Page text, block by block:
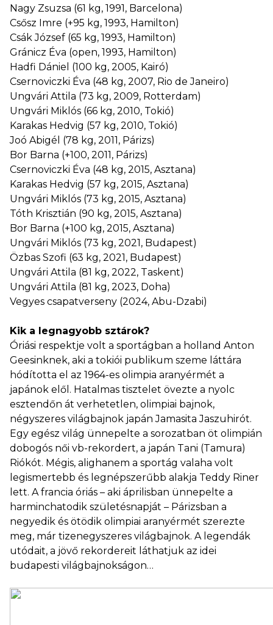
Nagy Zsuzsa (61 kg, 1991, Barcelona)
Csősz Imre (+95 kg, 1993, Hamilton)
Csák József (65 kg, 1993, Hamilton)
Gránicz Éva (open, 1993, Hamilton)
Hadfi Dániel (100 kg, 2005, Kairó)
Csernoviczki Éva (48 kg, 2007, Rio de Janeiro)
Ungvári Attila (73 kg, 2009, Rotterdam)
Ungvári Miklós (66 kg, 2010, Tokió)
Karakas Hedvig (57 kg, 2010, Tokió)
Joó Abigél (78 kg, 2011, Párizs)
Bor Barna (+100, 2011, Párizs)
Csernoviczki Éva (48 kg, 2015, Asztana)
Karakas Hedvig (57 kg, 2015, Asztana)
Ungvári Miklós (73 kg, 2015, Asztana)
Tóth Krisztián (90 kg, 2015, Asztana)
Bor Barna (+100 kg, 2015, Asztana)
Ungvári Miklós (73 kg, 2021, Budapest)
Özbas Szofi (63 kg, 2021, Budapest)
Ungvári Attila (81 kg, 2022, Taskent)
Ungvári Attila (81 kg, 2023, Doha)
Vegyes csapatverseny (2024, Abu-Dzabi)
Kik a legnagyobb sztárok?
Óriási respektje volt a sportágban a holland Anton
Geesinknek, aki a tokiói publikum szeme láttára
hódította el az 1964-es olimpia aranyérmét a
japánok elől. Hatalmas tisztelet övezte a nyolc
esztendőn át verhetetlen, olimpiai bajnok,
négyszeres világbajnok japán Jamasita Jaszuhirót.
Egy egész világ ünnepelte a sorozatban öt olimpián
dobogós női vb-rekordert, a japán Tani (Tamura)
Riókót. Mégis, alighanem a sportág valaha volt
legismertebb és legnépszerűbb alakja Teddy Riner
lett. A francia óriás – aki áprilisban ünnepelte a
harminchatodik születésnapját – Párizsban a
negyedik és ötödik olimpiai aranyérmét szerezte
meg, már tizenegyszeres világbajnok. A legendák
utódait, a jövő rekordereit láthatjuk az idei
budapesti világbajnokságon…